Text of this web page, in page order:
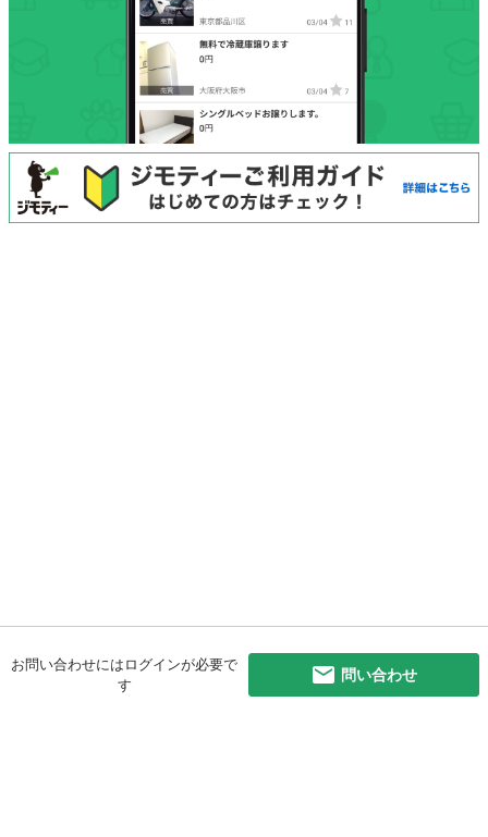
お問い合わせにはログインが必要で
す
問い合わせ